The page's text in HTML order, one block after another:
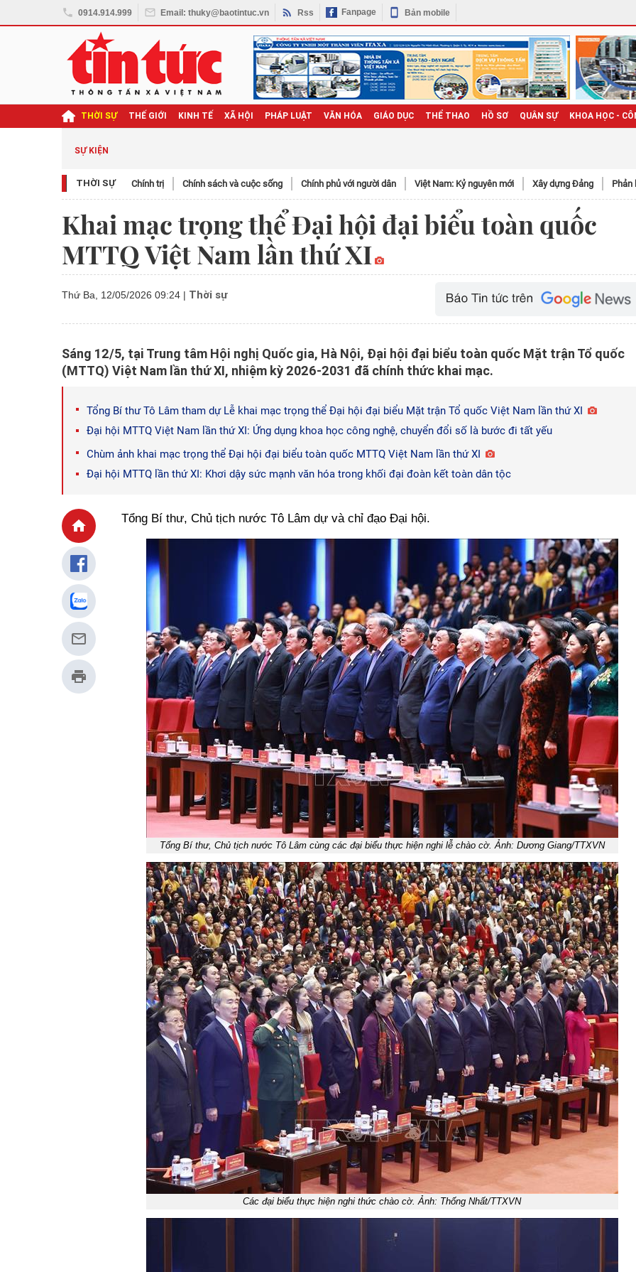
0914.914.999 Email: thuky@baotintuc.vn Rss Fanpage Bản mobile
THỜI SỰ THẾ GIỚI KINH TẾ XÃ HỘI PHÁP LUẬT VĂN HÓA GIÁO DỤC THỂ THAO HỒ SƠ QUÂN SỰ KHOA HỌC -
SỰ KIỆN
THỜI SỰ Chính trị Chính sách và cuộc sống Chính phủ với người dân Việt Nam: Kỷ nguyên mới Xây dựng Đảng Phản
Khai mạc trọng thể Đại hội đại biểu toàn quốc
MTTQ Việt Nam lần thứ XI
Thứ Ba, 12/05/2026 09:24 | Thời sự
Sáng 12/5, tại Trung tâm Hội nghị Quốc gia, Hà Nội, Đại hội đại biểu toàn quốc Mặt trận Tổ quốc
(MTTQ) Việt Nam lần thứ XI, nhiệm kỳ 2026-2031 đã chính thức khai mạc.
Tổng Bí thư Tô Lâm tham dự Lễ khai mạc trọng thể Đại hội đại biểu Mặt trận Tổ quốc Việt Nam lần thứ XI
Đại hội MTTQ Việt Nam lần thứ XI: Ứng dụng khoa học công nghệ, chuyển đổi số là bước đi tất yếu
Chùm ảnh khai mạc trọng thể Đại hội đại biểu toàn quốc MTTQ Việt Nam lần thứ XI
Đại hội MTTQ lần thứ XI: Khơi dậy sức mạnh văn hóa trong khối đại đoàn kết toàn dân tộc
Tổng Bí thư, Chủ tịch nước Tô Lâm dự và chỉ đạo Đại hội.
Tổng Bí thư, Chủ tịch nước Tô Lâm cùng các đại biểu thực hiện nghi lễ chào cờ. Ảnh: Dương Giang/TTXVN
Các đại biểu thực hiện nghi thức chào cờ. Ảnh: Thống Nhất/TTXVN